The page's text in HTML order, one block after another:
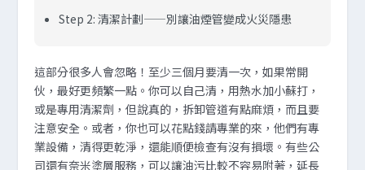
Step 2: 清潔計劃——別讓油煙管變成火災隱患
這部分很多人會忽略！至少三個月要清一次，如果常開
伙，最好更頻繁一點。你可以自己清，用熱水加小蘇打，
或是專用清潔劑，但說真的，拆卸管道有點麻煩，而且要
注意安全。或者，你也可以花點錢請專業的來，他們有專
業設備，清得更乾淨，還能順便檢查有沒有損壞。有些公
司還有奈米塗層服務，可以讓油污比較不容易附著，延長